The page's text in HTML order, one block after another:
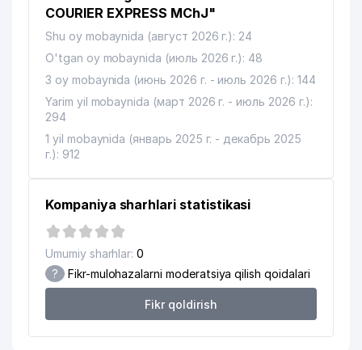
MChJ
13 QUYOSH-KONSAL MChJ
14 ASIA ADVENTURES MChJ 440 м
15 GARANT TRAVEL MChJ 473 м
16
O'ZBEKISTON RESPUBLIKASI IIV
MODDIY-TEXNIK VA HARBIY
17 CABONO MChJ
18 CRONOS GROUP MChJ
19 DIAMOND TOURS MChJ
20 573 м
21 UBI CONSULTING MChJ 581 м
COURIER EXPRESS MChJ"
Shu oy mobaynida (август 2026 г.): 24
O'tgan oy mobaynida (июль 2026 г.): 48
3 oy mobaynida (июнь 2026 г. - июль 2026 г.): 144
Yarim yil mobaynida (март 2026 г. - июль 2026 г.):
294
1 yil mobaynida (январь 2025 г. - декабрь 2025
г.): 912
Kompaniya sharhlari statistikasi
Umumiy sharhlar: 0
? Fikr-mulohazalarni moderatsiya qilish qoidalari
Fikr qoldirish